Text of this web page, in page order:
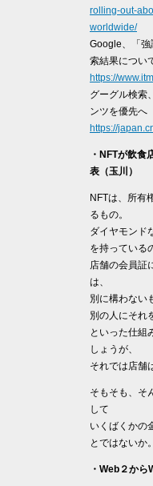
rolling-out-
worldwide/
Google、「強
索結果につい
https://
グーグル検索
ンツを優先へ
https://
・NFTが飲食
表（玉川）
NFTは、所有
るもの。
ダイヤモンド
を持っている
店舗の会員証
は、
別に構わない
別の人にそれ
といった仕組
しょうが、
それでは店舗
そもそも、そ
して
いくばくかの
とではないか。
・Web２から